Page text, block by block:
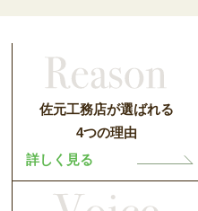
佐元工務店が選ばれる
4つの理由
詳しく見る